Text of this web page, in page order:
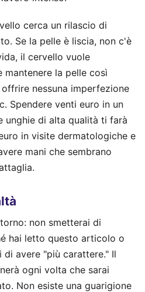
cerca un rilascio di
Se la pelle è liscia, non c'è
il cervello vuole
mantenere la pelle così
nessuna imperfezione
Spendere venti euro in un
unghie di alta qualità ti farà
in visite dermatologiche e
mani che sembrano
non smetterai di
hai letto questo articolo o
avere "più carattere." Il
ogni volta che sarai
Non esiste una guarigione